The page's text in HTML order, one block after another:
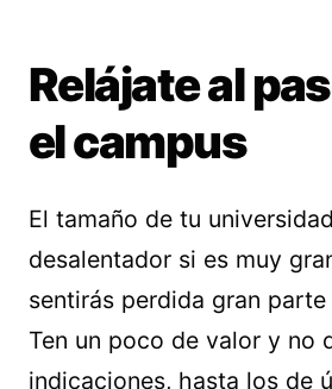
Relájate al
el campus
El tamaño de tu
desalentador si es muy
sentirás perdida gran
Ten un poco de valor y no
indicaciones, hasta los de